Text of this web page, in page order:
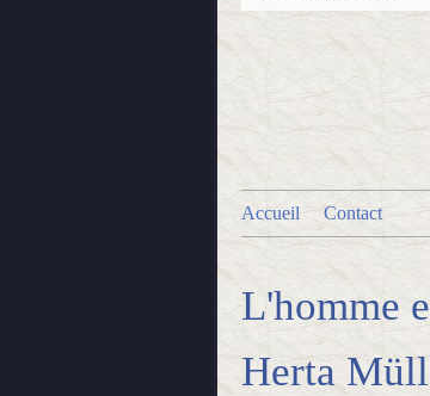
Accueil Contact
L'homme
Herta